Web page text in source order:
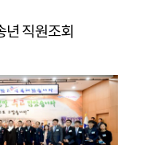
년 직원조회